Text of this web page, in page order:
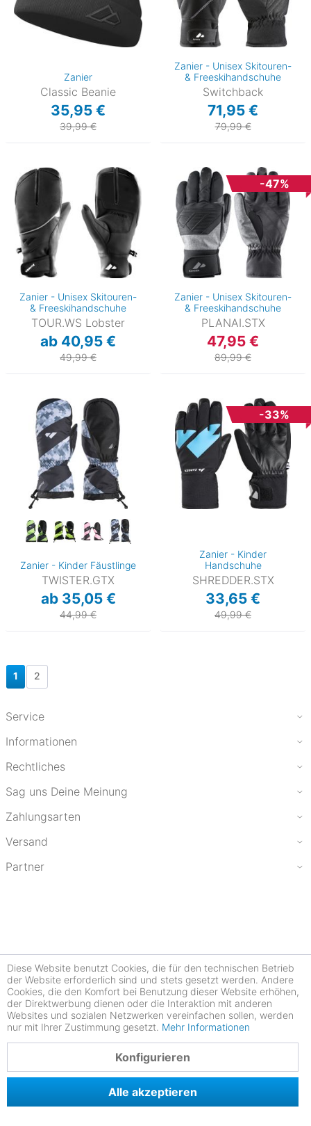
Zanier
Classic Beanie
35,95 €
39,99 €
Zanier - Unisex Skitouren-
& Freeskihandschuhe
Switchback
71,95 €
79,99 €
Zanier - Unisex Skitouren-
& Freeskihandschuhe
TOUR.WS Lobster
ab 40,95 €
49,99 €
-47%
Zanier - Unisex Skitouren-
& Freeskihandschuhe
PLANAI.STX
47,95 €
89,99 €
Zanier - Kinder Fäustlinge
TWISTER.GTX
ab 35,05 €
44,99 €
-33%
Zanier - Kinder
Handschuhe
SHREDDER.STX
33,65 €
49,99 €
1 2
Service
Informationen
Rechtliches
Sag uns Deine Meinung
Zahlungsarten
Versand
Partner
Diese Website benutzt Cookies, die für den technischen Betrieb
der Website erforderlich sind und stets gesetzt werden. Andere
Cookies, die den Komfort bei Benutzung dieser Website erhöhen,
der Direktwerbung dienen oder die Interaktion mit anderen
Websites und sozialen Netzwerken vereinfachen sollen, werden
nur mit Ihrer Zustimmung gesetzt. Mehr Informationen
Konfigurieren
Alle akzeptieren